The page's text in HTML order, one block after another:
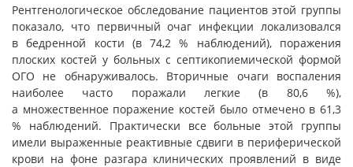
Рентгенологическое обследование пациентов этой группы
показало, что первичный очаг инфекции локализовался
в бедренной кости (в 74,2 % наблюдений), поражения
плоских костей у больных с септикопиемической формой
ОГО не обнаруживалось. Вторичные очаги воспаления
наиболее часто поражали легкие (в 80,6 %),
а множественное поражение костей было отмечено в 61,3
% наблюдений. Практически все больные этой группы
имели выраженные реактивные сдвиги в периферической
крови на фоне разгара клинических проявлений в виде